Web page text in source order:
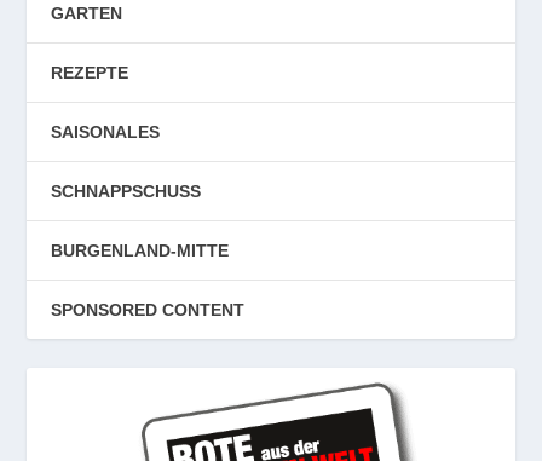
GARTEN
REZEPTE
SAISONALES
SCHNAPPSCHUSS
BURGENLAND-MITTE
SPONSORED CONTENT